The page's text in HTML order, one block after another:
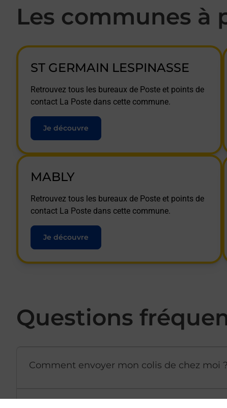
Les communes à
ST GERMAIN LESPINASSE
Retrouvez tous les bureaux de Poste et points de
contact La Poste dans cette commune.
Je découvre
MABLY
Retrouvez tous les bureaux de Poste et points de
contact La Poste dans cette commune.
Je découvre
Questions
Comment envoyer mon colis de chez moi ?